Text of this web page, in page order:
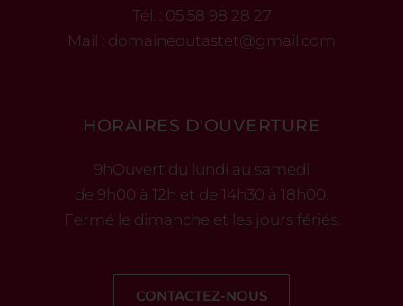
Tél. : 05 58 98 28 27
Mail : domainedutastet@gmail.com
HORAIRES D'OUVERTURE
9hOuvert du lundi au samedi
de 9h00 à 12h et de 14h30 à 18h00.
Fermé le dimanche et les jours fériés.
CONTACTEZ-NOUS